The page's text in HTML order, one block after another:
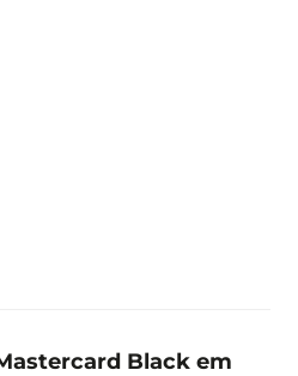
Black em